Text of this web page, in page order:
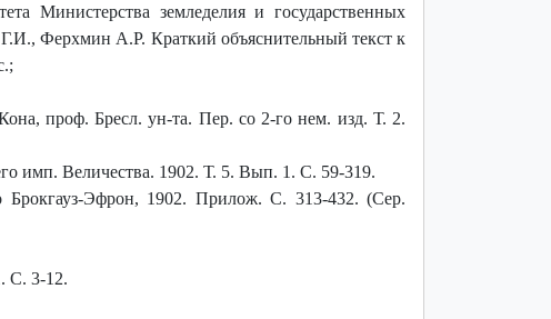
земледелия и государственных
Ферхмин А.Р. Краткий объяснительный текст к
проф. Бресл. ун-та. Пер. со 2-го нем. изд. Т. 2.
имп. Величества. 1902. Т. 5. Вып. 1. С. 59-319.
Брокгауз-Эфрон, 1902. Прилож. С. 313-432. (Сер.
С. 3-12.